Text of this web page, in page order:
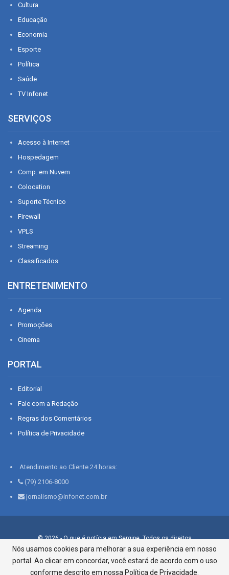
Cultura
Educação
Economia
Esporte
Política
Saúde
TV Infonet
SERVIÇOS
Acesso à Internet
Hospedagem
Comp. em Nuvem
Colocation
Suporte Técnico
Firewall
VPLS
Streaming
Classificados
ENTRETENIMENTO
Agenda
Promoções
Cinema
PORTAL
Editorial
Fale com a Redação
Regras dos Comentários
Política de Privacidade
Atendimento ao Cliente 24 horas:
(79) 2106-8000
jornalismo@infonet.com.br
© 2026 - O que é notícia em Sergipe. Todos os direitos
reservados.
Infonet - Rua Monsenhor Silveira 276, Bairro São José |
Aracaju-SE, CEP 49015-030, Fone: 79.2106.8000 - CI Centro de
Nós usamos cookies para melhorar a sua experiência em nosso
portal. Ao clicar em concordar, você estará de acordo com o uso
conforme descrito em nossa Política de Privacidade.